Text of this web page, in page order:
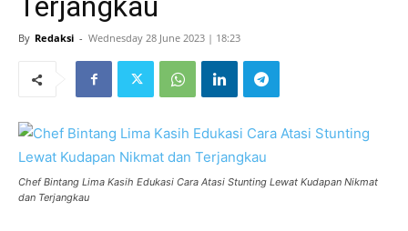
By Redaksi - Wednesday 28 June 2023 | 18:23
Chef Bintang Lima Kasih Edukasi Cara Atasi Stunting Lewat Kudapan Nikmat
dan Terjangkau